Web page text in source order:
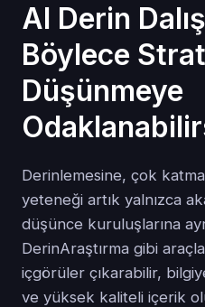
AI Derin
Böylece
Düşünmeye
Derinlemesine, çok
yeteneği artık yalnızca
düşünce kuruluşlarına
DerinAraştırma gibi
içgörüler çıkarabilir,
ve yüksek kaliteli içerik